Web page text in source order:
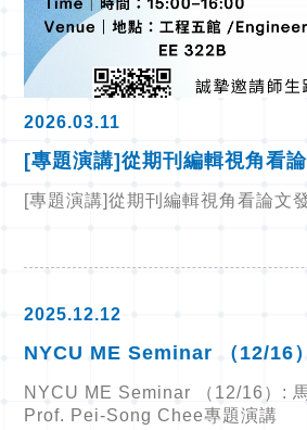
2026.03.11
[專題演講]從期刊編輯視角看
[專題演講]從期刊編輯視角看論文
2025.12.12
NYCU ME Seminar （12/16
NYCU ME Seminar （12/16）:
Prof. Pei-Song Chee專題演講